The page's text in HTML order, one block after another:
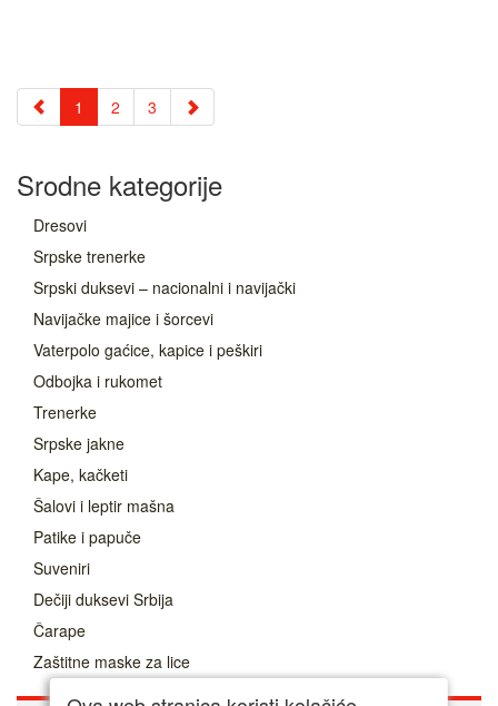
1 2 3
Srodne kategorije
Dresovi
Srpske trenerke
Srpski duksevi – nacionalni i navijački
Navijačke majice i šorcevi
Vaterpolo gaćice, kapice i peškiri
Odbojka i rukomet
Trenerke
Srpske jakne
Kape, kačketi
Šalovi i leptir mašna
Patike i papuče
Suveniri
Dečiji duksevi Srbija
Čarape
Zaštitne maske za lice